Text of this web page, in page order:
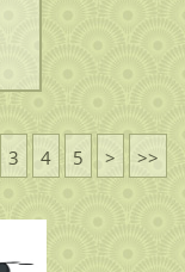
3 4 5 > >>